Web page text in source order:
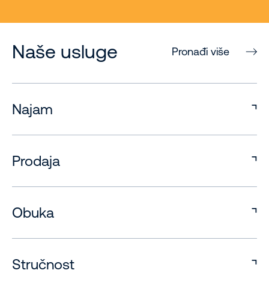
Naše usluge Pronađi više
Najam
Prodaja
Obuka
Stručnost